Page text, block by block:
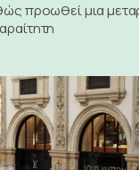
προωθεί μια